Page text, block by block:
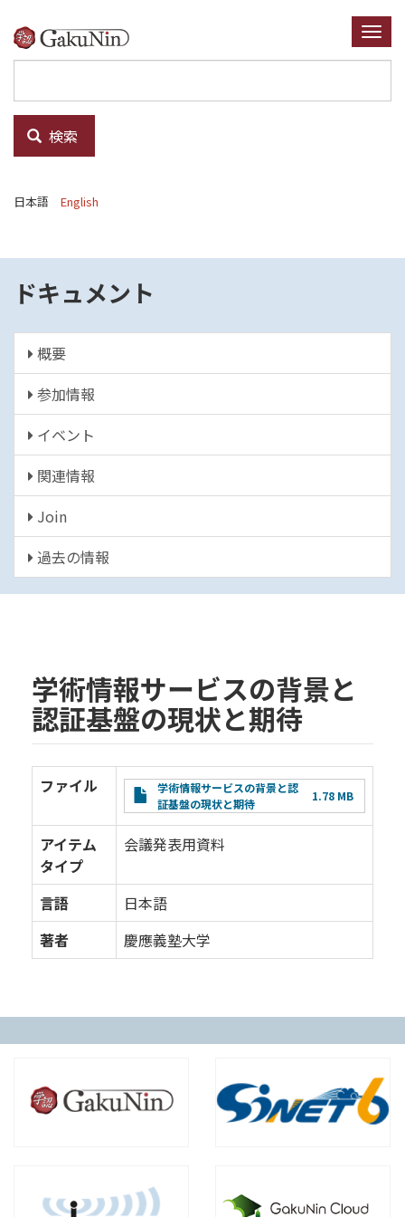
イ
ン
ン
テ
ツ
検索
日本語 English
ドキュメント
概要
参加情報
イベント
関連情報
Join
過去の情報
学術情報サービスの背景と
認証基盤の現状と期待
ファイル File
学術情報サービスの背景と認
証基盤の現状と期待
1.78 MB
アイテム
タイプ
会議発表用資料
言語
日本語
著者
慶應義塾大学